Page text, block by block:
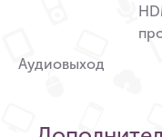
Аудиовыход